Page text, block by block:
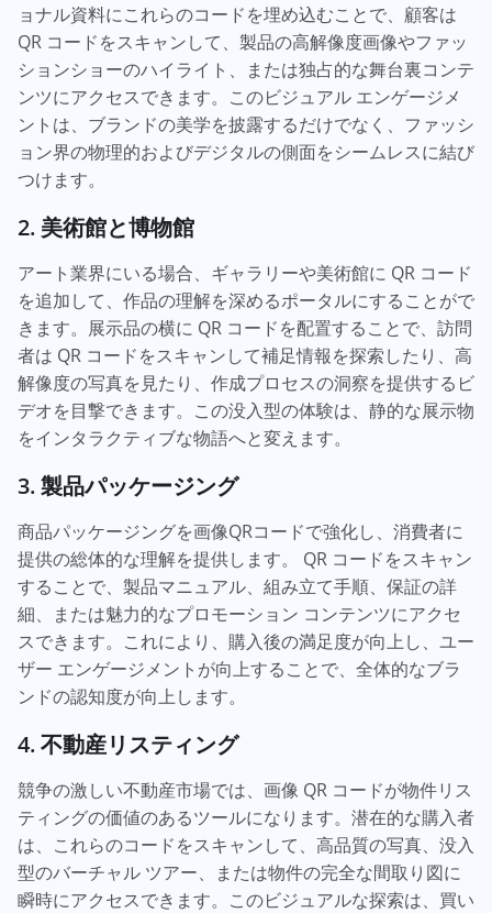
ョナル資料にこれらのコードを埋め込むことで、顧客は
QR コードをスキャンして、製品の高解像度画像やファッ
ションショーのハイライト、または独占的な舞台裏コンテ
ンツにアクセスできます。このビジュアル エンゲージメ
ントは、ブランドの美学を披露するだけでなく、ファッシ
ョン界の物理的およびデジタルの側面をシームレスに結び
つけます。
2. 美術館と博物館
アート業界にいる場合、ギャラリーや美術館に QR コード
を追加して、作品の理解を深めるポータルにすることがで
きます。展示品の横に QR コードを配置することで、訪問
者は QR コードをスキャンして補足情報を探索したり、高
解像度の写真を見たり、作成プロセスの洞察を提供するビ
デオを目撃できます。この没入型の体験は、静的な展示物
をインタラクティブな物語へと変えます。
3. 製品パッケージング
商品パッケージングを画像QRコードで強化し、消費者に
提供の総体的な理解を提供します。 QR コードをスキャン
することで、製品マニュアル、組み立て手順、保証の詳
細、または魅力的なプロモーション コンテンツにアクセ
スできます。これにより、購入後の満足度が向上し、ユー
ザー エンゲージメントが向上することで、全体的なブラ
ンドの認知度が向上します。
4. 不動産リスティング
競争の激しい不動産市場では、画像 QR コードが物件リス
ティングの価値のあるツールになります。潜在的な購入者
は、これらのコードをスキャンして、高品質の写真、没入
型のバーチャル ツアー、または物件の完全な間取り図に
瞬時にアクセスできます。このビジュアルな探索は、買い